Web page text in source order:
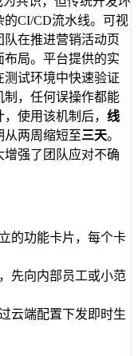
CI/CD流水线。可视
在推进营销活动页
局。平台提供的实
测试环境中快速验证
制，任何误操作都能
使用该机制后， 线
从两周缩短至三天。
强了团队应对不确
的功能卡片，每个卡
先向内部员工或小范
云端配置下发即时生